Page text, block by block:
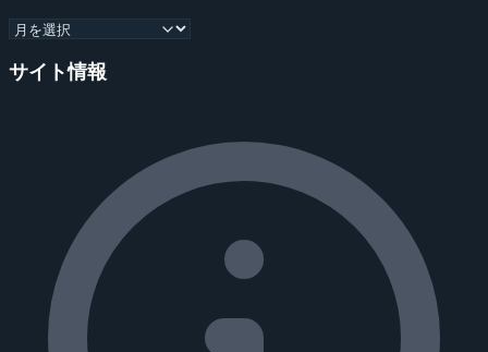
サイト情報